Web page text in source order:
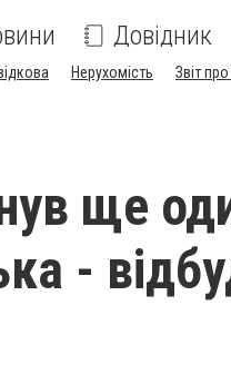
Довідник
Нерухомість Звіт
ще
-